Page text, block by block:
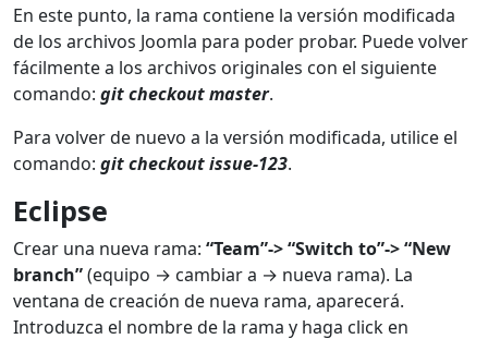
En este punto, la rama contiene la versión modificada
de los archivos Joomla para poder probar. Puede volver
fácilmente a los archivos originales con el siguiente
comando: git checkout master.
Para volver de nuevo a la versión modificada, utilice el
comando: git checkout issue-123.
Eclipse
Crear una nueva rama: “Team”-> “Switch to”-> “New
branch”(equipo → cambiar a → nueva rama). La
ventana de creación de nueva rama, aparecerá.
Introduzca el nombre de la rama y haga click en